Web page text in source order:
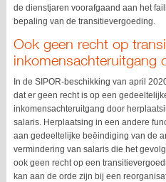
de dienstjaren voorafgaand aan het
bepaling van de transitievergoeding.
Ook geen recht op
inkomensachteruitgang
In de SIPOR-beschikking van april
dat er geen recht is op een
inkomensachteruitgang door
salaris. Herplaatsing in een andere
aan gedeeltelijke beëindiging van de
vermindering van salaris die het
ook geen recht op een
kan aan de orde zijn bij een